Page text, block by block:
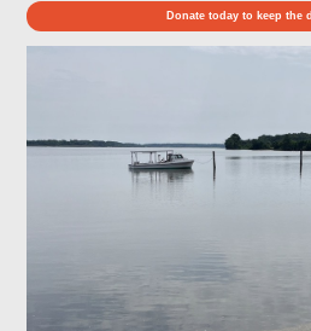
Donate today to keep the